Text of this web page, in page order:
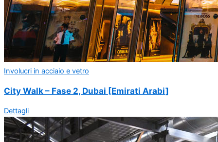
Involucri in acciaio e vetro
City Walk – Fase 2, Dubai [Emirati Arabi]
Dettagli